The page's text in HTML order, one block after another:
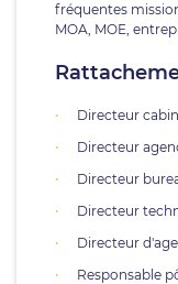
fréquentes
MOA, MOE,
Directeur
Directeur
Directeur
Directeur
Directeur
Responsable